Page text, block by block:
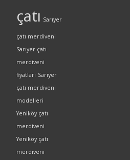
çatı Sarıyer
çatı merdiveni
Sarıyer çatı
merdiveni
fiyatları Sarıyer
çatı merdiveni
modelleri
Yeniköy çatı
merdiveni
Yeniköy çatı
merdiveni